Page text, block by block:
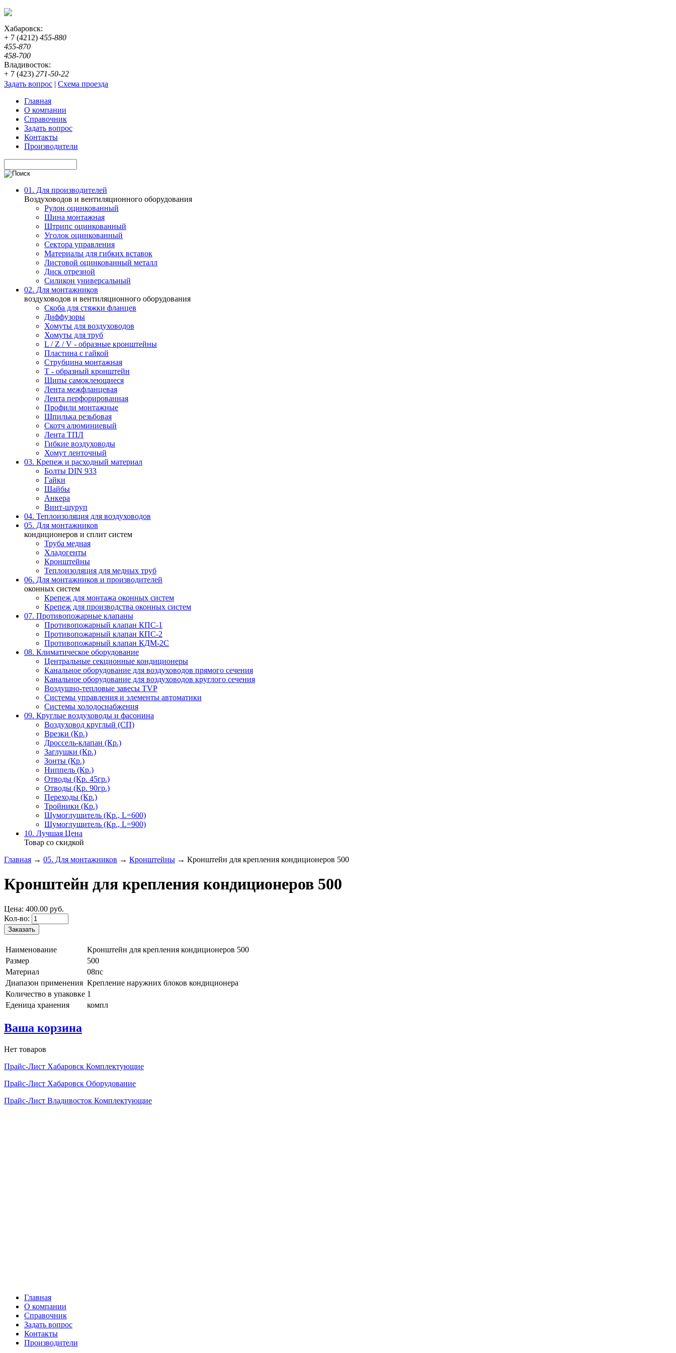
Хабаровск:
+ 7 (4212) 455-880
455-870
458-700
Владивосток:
+ 7 (423) 271-50-22
Задать вопрос | Схема проезда
Главная
О компании
Справочник
Задать вопрос
Контакты
Производители
01. Для производителей
Воздуховодов и вентиляционного оборудования
Рулон оцинкованный
Шина монтажная
Штрипс оцинкованный
Уголок оцинкованный
Сектора управления
Материалы для гибких вставок
Листовой оцинкованный металл
Диск отрезной
Силикон универсальный
02. Для монтажников
воздуховодов и вентиляционного оборудования
Скоба для стяжки фланцев
Диффузоры
Хомуты для воздуховодов
Хомуты для труб
L / Z / V - образные кронштейны
Пластина с гайкой
Струбцина монтажная
Т - образный кронштейн
Шипы самоклеющиеся
Лента межфланцевая
Лента перфорированная
Профили монтажные
Шпилька резьбовая
Скотч алюминиевый
Лента ТПЛ
Гибкие воздуховоды
Хомут ленточный
03. Крепеж и расходный материал
Болты DIN 933
Гайки
Шайбы
Анкера
Винт-шуруп
04. Теплоизоляция для воздуховодов
05. Для монтажников
кондиционеров и сплит систем
Труба медная
Хладогенты
Кронштейны
Теплоизоляция для медных труб
06. Для монтажников и производителей
оконных систем
Крепеж для монтажа оконных систем
Крепеж для производства оконных систем
07. Противопожарные клапаны
Противопожарный клапан КПС-1
Противопожарный клапан КПС-2
Противопожарный клапан КДМ-2С
08. Климатическое оборудование
Центральные секционные кондиционеры
Канальное оборудование для воздуховодов прямого сечения
Канальное оборудование для воздуховодов круглого сечения
Воздушно-тепловые завесы TVP
Системы управления и элементы автоматики
Системы холодоснабжения
09. Круглые воздуховоды и фасонина
Воздуховод круглый (СП)
Врезки (Кр.)
Дроссель-клапан (Кр.)
Заглушки (Кр.)
Зонты (Кр.)
Ниппель (Кр.)
Отводы (Кр. 45гр.)
Отводы (Кр. 90гр.)
Переходы (Кр.)
Тройники (Кр.)
Шумоглушитель (Кр., L=600)
Шумоглушитель (Кр., L=900)
10. Лучшая Цена
Товар со скидкой
Главная → 05. Для монтажников → Кронштейны → Кронштейн для крепления кондиционеров 500
Кронштейн для крепления кондиционеров 500
Цена: 400.00 руб.
Кол-во:
Наименование
Кронштейн для крепления кондиционеров 500
Размер
500
Материал
08пс
Диапазон применения Крепление наружних блоков кондиционера
Количество в упаковке 1
Еденица хранения
компл
Ваша корзина
Нет товаров
Прайс-Лист Хабаровск Комплектующие
Прайс-Лист Хабаровск Оборудование
Прайс-Лист Владивосток Комплектующие
Главная
О компании
Справочник
Задать вопрос
Контакты
Производители